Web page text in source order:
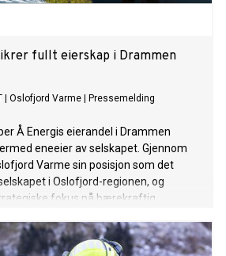
fullt eierskap i Drammen
Oslofjord Varme Pressemelding
Å Energis eierandel i Drammen
eneeier av selskapet. Gjennom
Varme sin posisjon som det
i Oslofjord-regionen, og
fokus på bærekraftig
for videre fjernvarmevekst i
leveranser til de eksisterende